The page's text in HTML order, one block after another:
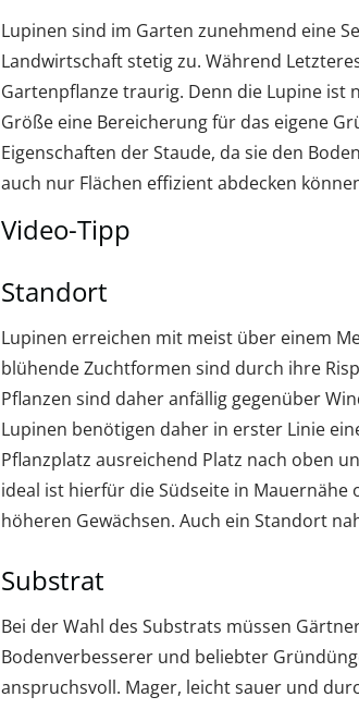
Lupinen sind im Garten zunehmend eine
Landwirtschaft stetig zu. Während
Gartenpflanze traurig. Denn die Lupine
Größe eine Bereicherung für das eigene
Eigenschaften der Staude, da sie den
auch nur Flächen effizient abdecken
Video-Tipp
Standort
Lupinen erreichen mit meist über einem
blühende Zuchtformen sind durch ihre
Pflanzen sind daher anfällig gegenüber
Lupinen benötigen daher in erster Linie
Pflanzplatz ausreichend Platz nach oben
ideal ist hierfür die Südseite in
höheren Gewächsen. Auch ein Standort
Substrat
Bei der Wahl des Substrats müssen
Bodenverbesserer und beliebter
anspruchsvoll. Mager, leicht sauer und